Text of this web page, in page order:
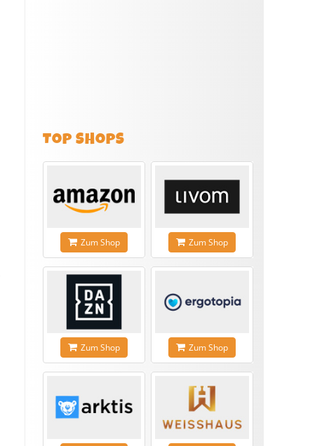
TOP SHOPS
Zum Shop Zum Shop
Zum Shop Zum Shop